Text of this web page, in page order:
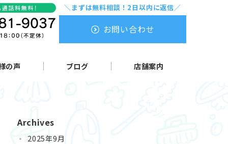
＼まずは無料相談！2日以内に返信／
お問い合わせ
の声 ブログ 店舗案内
Archives
2025年9月